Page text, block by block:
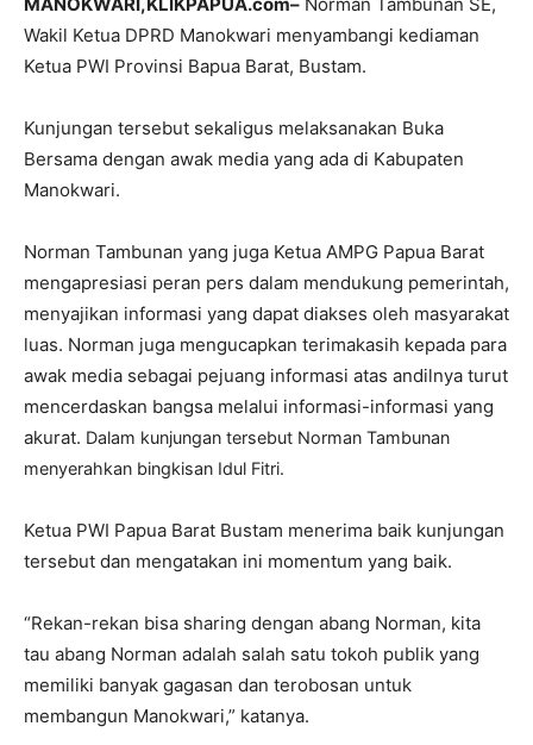
Wakil Ketua DPRD Manokwari menyambangi kediaman
Ketua PWI Provinsi Bapua Barat, Bustam.
Kunjungan tersebut sekaligus melaksanakan Buka
Bersama dengan awak media yang ada di Kabupaten
Manokwari.
Norman Tambunan yang juga Ketua AMPG Papua Barat
mengapresiasi peran pers dalam mendukung pemerintah,
menyajikan informasi yang dapat diakses oleh masyarakat
luas. Norman juga mengucapkan terimakasih kepada para
awak media sebagai pejuang informasi atas andilnya turut
mencerdaskan bangsa melalui informasi-informasi yang
akurat. Dalam kunjungan tersebut Norman Tambunan
menyerahkan bingkisan Idul Fitri.
Ketua PWI Papua Barat Bustam menerima baik kunjungan
tersebut dan mengatakan ini momentum yang baik.
“Rekan-rekan bisa sharing dengan abang Norman, kita
tau abang Norman adalah salah satu tokoh publik yang
memiliki banyak gagasan dan terobosan untuk
membangun Manokwari,” katanya.